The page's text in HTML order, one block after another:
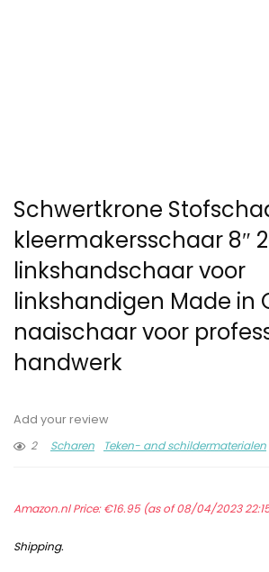
Schwertkrone
kleermakersschaar 8″
linkshandschaar voor
linkshandigen Made in
naaischaar voor
handwerk
Add your review
2
Scharen Teken- and schildermaterialen
Amazon.nl Price:€16.95(as of 08/04/2023
Shipping.